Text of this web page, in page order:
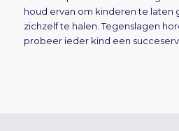
houd ervan om kinderen te laten
zichzelf te halen. Tegenslagen
probeer ieder kind een